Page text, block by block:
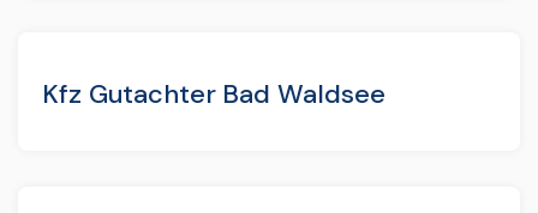
Kfz Gutachter Bad Waldsee